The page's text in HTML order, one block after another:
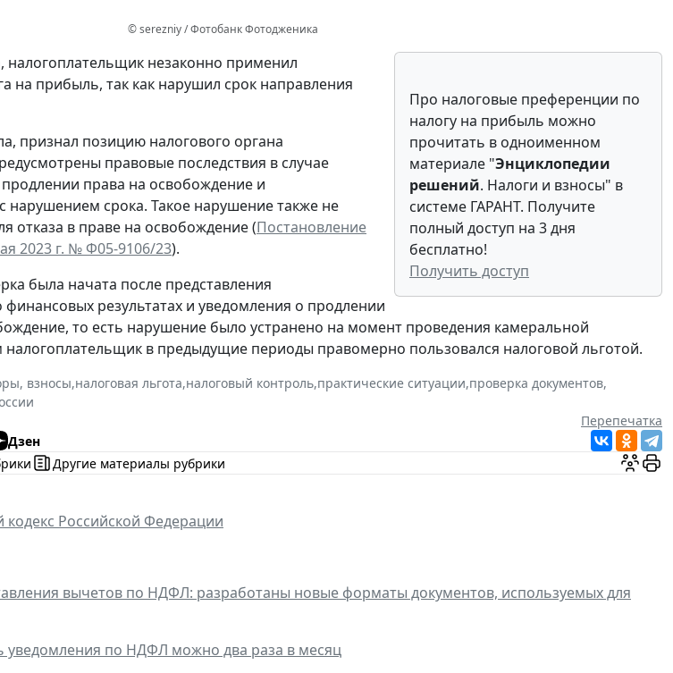
© serezniy / Фотобанк Фотодженика
Про налоговые преференции по
налогу на прибыль можно
прочитать в одноименном
материале "Энциклопедии
решений. Налоги и взносы" в
системе ГАРАНТ. Получите
полный доступ на 3 дня
бесплатно!
Получить доступ
незаконно применил
на прибыль, так как нарушил срок направления
признал позицию налогового органа
правовые последствия в случае
права на освобождение и
срока. Такое нарушение также не
отказа в праве на освобождение (Постановление
2023 г. № Ф05-9106/23).
была начата после представления
результатах и уведомления о продлении
то есть нарушение было устранено на момент проведения камеральной
в предыдущие периоды правомерно пользовался налоговой льготой.
взносы,налоговая льгота,налоговый контроль,практические ситуации,проверка документов,
Перепечатка
Дзен
Другие материалы рубрики
Российской Федерации
вычетов по НДФЛ: разработаны новые форматы документов, используемых для
уведомления по НДФЛ можно два раза в месяц